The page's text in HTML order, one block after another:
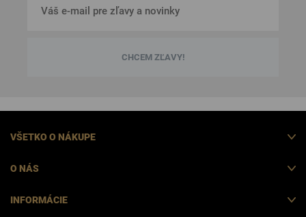
CHCEM ZĽAVY!
VŠETKO O NÁKUPE
O NÁS
INFORMÁCIE